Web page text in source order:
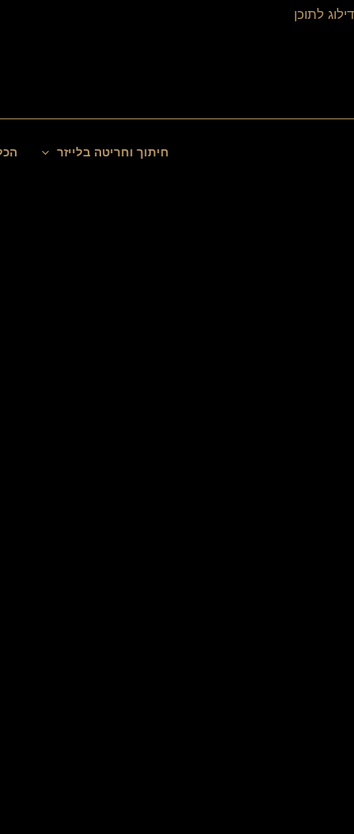
דילוג לתוכן
דילוג
חיתוך וחריטה בלייזר